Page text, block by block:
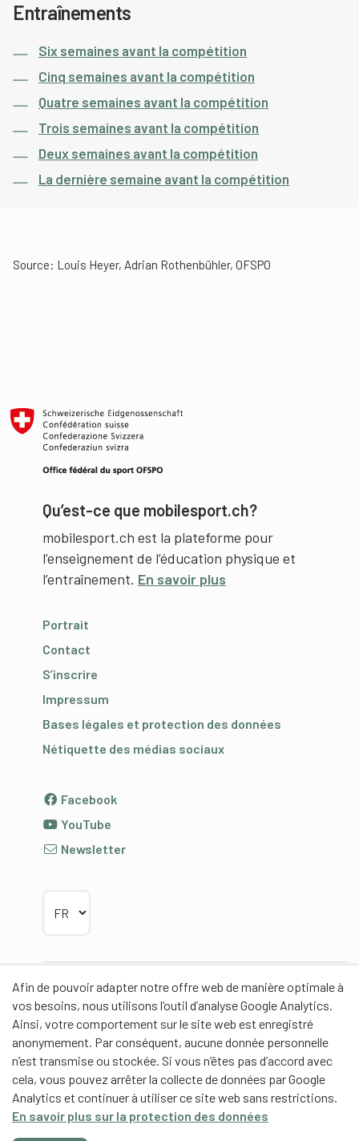
Afin de pouvoir adapter notre offre web de manière optimale à
vos besoins, nous utilisons l’outil d’analyse Google Analytics.
Ainsi, votre comportement sur le site web est enregistré
anonymement. Par conséquent, aucune donnée personnelle
n’est transmise ou stockée. Si vous n’êtes pas d’accord avec
cela, vous pouvez arrêter la collecte de données par Google
Analytics et continuer à utiliser ce site web sans restrictions.
En savoir plus sur la protection des données
Entraînements
Six semaines avant la compétition
Cinq semaines avant la compétition
Quatre semaines avant la compétition
Trois semaines avant la compétition
Deux semaines avant la compétition
La dernière semaine avant la compétition
Source: Louis Heyer, Adrian Rothenbühler, OFSPO
Qu’est-ce que mobilesport.ch?
mobilesport.ch est la plateforme pour
l’enseignement de l’éducation physique et
l’entraînement. En savoir plus
Portrait
Contact
S’inscrire
Impressum
Bases légales et protection des données
Nétiquette des médias sociaux
Facebook
YouTube
Newsletter
Partenaires
Partenaires de contenus
Haute école fédérale de sport de Macolin HEFSM